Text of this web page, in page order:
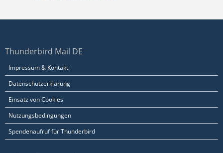
Thunderbird Mail DE
Impressum & Kontakt
Datenschutzerklärung
Einsatz von Cookies
Nutzungsbedingungen
Spendenaufruf für Thunderbird